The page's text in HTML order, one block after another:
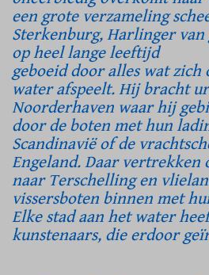
een grote verzameling
Sterkenburg, Harlinger
op heel lange leeftijd
geboeid door alles wat zich
water afspeelt. Hij bracht
Noorderhaven waar hij
door de boten met hun
Scandinavië of de
Engeland. Daar vertrekken
naar Terschelling en
vissersboten binnen met
Elke stad aan het water
kunstenaars, die erdoor